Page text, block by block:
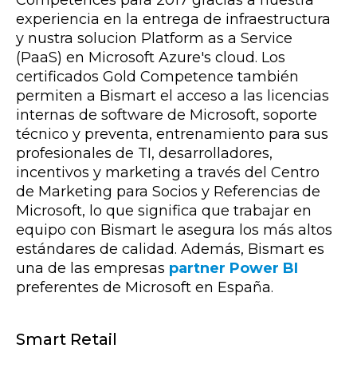
experiencia en la entrega de infraestructura
y nustra solucion Platform as a Service
(PaaS) en Microsoft Azure's cloud. Los
certificados Gold Competence también
permiten a Bismart el acceso a las licencias
internas de software de Microsoft, soporte
técnico y preventa, entrenamiento para sus
profesionales de TI, desarrolladores,
incentivos y marketing a través del Centro
de Marketing para Socios y Referencias de
Microsoft, lo que significa que trabajar en
equipo con Bismart le asegura los más altos
estándares de calidad. Además, Bismart es
una de las empresas partner Power BI
preferentes de Microsoft en España.
Smart Retail